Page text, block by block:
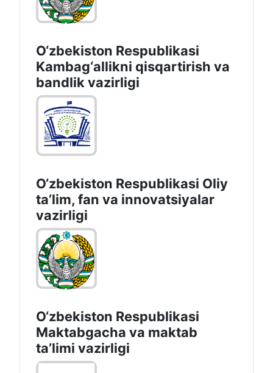
O‘zbekiston Respublikasi
Kambag‘allikni qisqartirish va
bandlik vazirligi
O‘zbekiston Respublikasi Oliy
taʼlim, fan va innovatsiyalar
vazirligi
O‘zbekiston Respublikasi
Maktabgacha va maktab
taʼlimi vazirligi